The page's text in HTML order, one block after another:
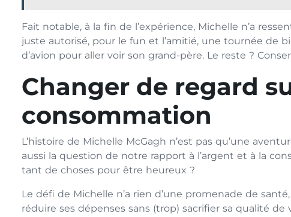
Fait notable, à la fin de l’expérience, Michelle n’a
juste autorisé, pour le fun et l’amitié, une tournée de
d’avion pour aller voir son grand-père. Le reste ?
Changer de regard
consommation
L’histoire de Michelle McGagh n’est pas qu’une
aussi la question de notre rapport à l’argent et à la
tant de choses pour être heureux ?
Le défi de Michelle n’a rien d’une promenade de
réduire ses dépenses sans (trop) sacrifier sa qualité